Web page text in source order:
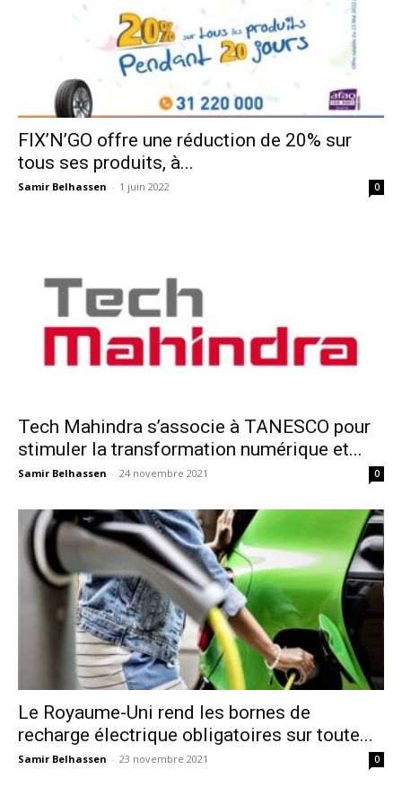
FIX’N’GO offre une réduction de 20% sur
tous ses produits, à...
Samir Belhassen - 1 juin 2022 0
Tech Mahindra s’associe à TANESCO pour
stimuler la transformation numérique et...
Samir Belhassen - 24 novembre 2021 0
Le Royaume-Uni rend les bornes de
recharge électrique obligatoires sur toute...
Samir Belhassen - 23 novembre 2021 0